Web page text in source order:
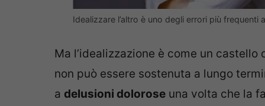
Idealizzare l’altro è uno degli errori più
Ma l’idealizzazione è come un
non può essere sostenuta a lungo
a delusioni dolorose una volta che la